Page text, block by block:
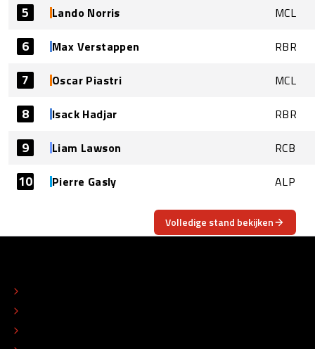
5 Lando Norris MCL
6 Max Verstappen RBR
7 Oscar Piastri MCL
8 Isack Hadjar RBR
9 Liam Lawson RCB
10 Pierre Gasly ALP
Volledige stand bekijken